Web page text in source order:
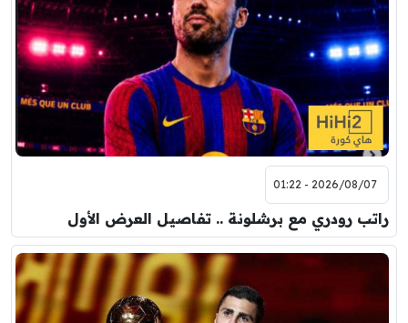
2026/08/07 - 01:22
راتب رودري مع برشلونة .. تفاصيل العرض الأول